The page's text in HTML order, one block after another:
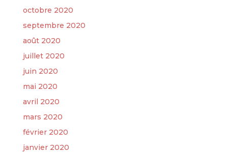
octobre 2020
septembre 2020
août 2020
juillet 2020
juin 2020
mai 2020
avril 2020
mars 2020
février 2020
janvier 2020